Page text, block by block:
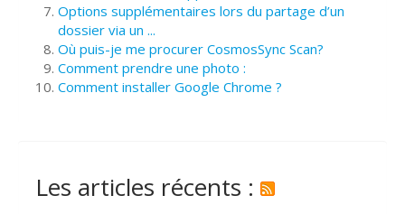
Options supplémentaires lors du partage d’un
dossier via un ...
Où puis-je me procurer CosmosSync Scan?
Comment prendre une photo :
Comment installer Google Chrome ?
Les articles récents :